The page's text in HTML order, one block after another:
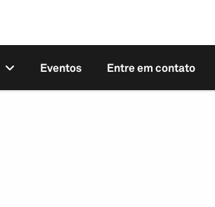
Eventos Entre em contato